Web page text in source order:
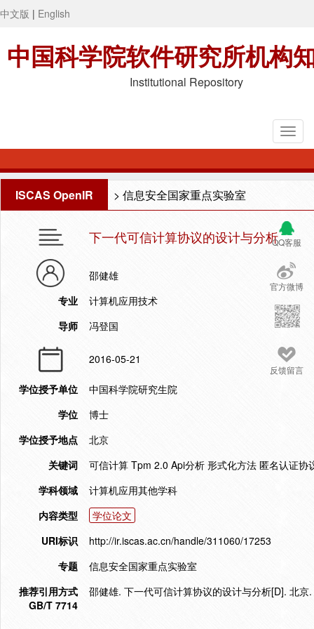
中文版 | English
中国科学院软件研究所机构
Institutional Repository
ISCAS OpenIR > 信息安全国家重点实验室
QQ客服
官方微博
反馈留言
下一代可信计算协议的设计与分析
邵健雄
专业
计算机应用技术
导师
冯登国
2016-05-21
学位授予单位
中国科学院研究生院
学位
博士
学位授予地点
北京
关键词
可信计算 Tpm 2.0 Api分析 形式化方法 匿名认证协
学科领域
计算机应用其他学科
内容类型
学位论文
URI标识
http://ir.iscas.ac.cn/handle/311060/17253
专题
信息安全国家重点实验室
推荐引用方式
GB/T 7714
邵健雄. 下一代可信计算协议的设计与分析[D]. 北